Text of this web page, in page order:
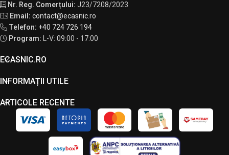
Nr. Reg. Comerțului: J23/7208/2023
Email: contact@ecasnic.ro
Telefon: +40 724 726 194
Program:
L-V: 09:00 - 17:00
ECASNIC.RO
INFORMAȚII UTILE
ARTICOLE RECENTE